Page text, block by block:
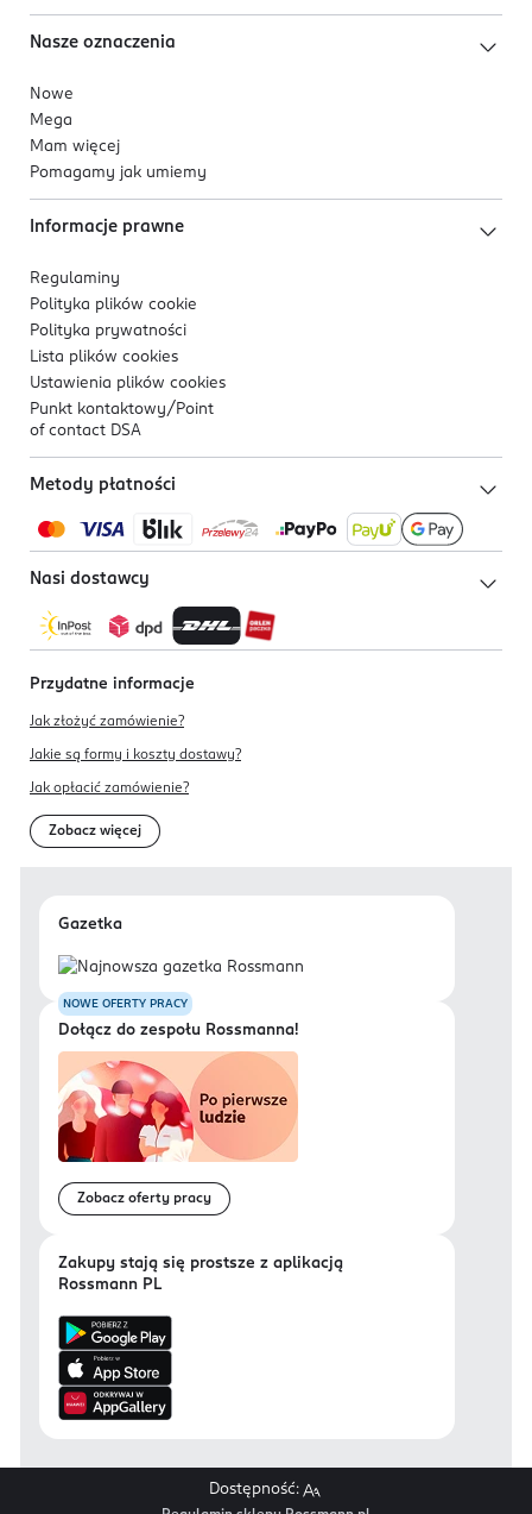
Nasze oznaczenia
Nowe
Mega
Mam więcej
Pomagamy jak umiemy
Informacje prawne
Regulaminy
Polityka plików cookie
Polityka prywatności
Lista plików cookies
Ustawienia plików cookies
Punkt kontaktowy/ Point
of contact DSA
Metody płatności
Nasi dostawcy
Przydatne informacje
Jak złożyć zamówienie?
Jakie są formy i koszty dostawy?
Jak opłacić zamówienie?
Zobacz więcej
Gazetka
NOWE OFERTY PRACY
Dołącz do zespołu Rossmanna!
Zobacz oferty pracy
Zakupy stają się prostsze z aplikacją
Rossmann PL
Dostępność: